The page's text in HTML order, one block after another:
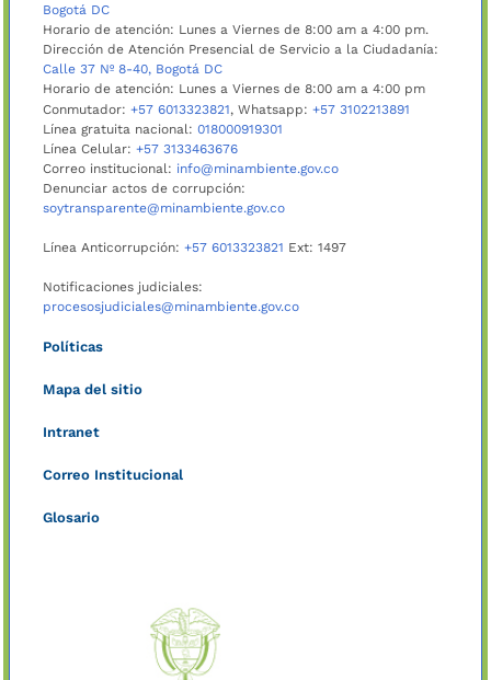
Bogotá DC
Horario de atención: Lunes a Viernes de 8:00 am a 4:00 pm.
Dirección de Atención Presencial de Servicio a la Ciudadanía:
Calle 37 Nº 8-40, Bogotá DC
Horario de atención: Lunes a Viernes de 8:00 am a 4:00 pm
Conmutador: +57 6013323821, Whatsapp: +57 3102213891
Línea gratuita nacional: 018000919301
Línea Celular: +57 3133463676
Correo institucional: info@minambiente.gov.co
Denunciar actos de corrupción:
soytransparente@minambiente.gov.co
Línea Anticorrupción: +57 6013323821 Ext: 1497
Notificaciones judiciales:
procesosjudiciales@minambiente.gov.co
Políticas
Mapa del sitio
Intranet
Correo Institucional
Glosario